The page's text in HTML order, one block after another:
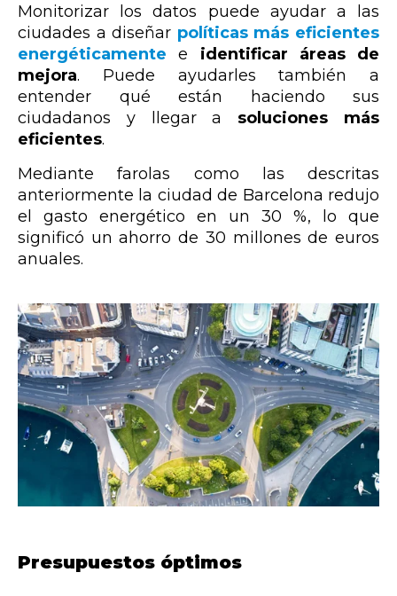
Monitorizar los datos puede ayudar a las
ciudades a diseñar políticas más eficientes
energéticamente e identificar áreas de
mejora. Puede ayudarles también a
entender qué están haciendo sus
ciudadanos y llegar a soluciones más
eficientes.
Mediante farolas como las descritas
anteriormente la ciudad de Barcelona redujo
el gasto energético en un 30 %, lo que
significó un ahorro de 30 millones de euros
anuales.
Presupuestos óptimos